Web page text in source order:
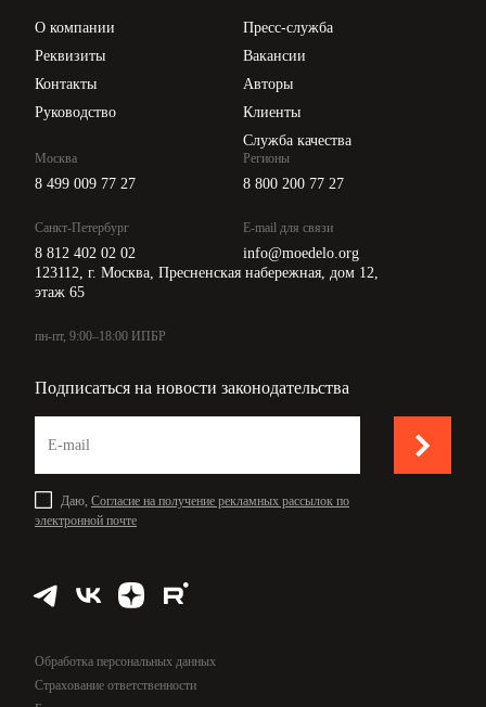
О компании
Реквизиты
Контакты
Руководство
Пресс-служба
Вакансии
Авторы
Клиенты
Служба качества
Москва
8 499 009 77 27
Санкт-Петербург
8 812 402 02 02
Регионы
8 800 200 77 27
E-mail для связи
info@moedelo.org
123112, г. Москва, Пресненская набережная, дом 12,
этаж 65
пн-пт, 9:00–18:00 ИПБР
Подписаться на новости законодательства
Даю, Согласие на получение рекламных рассылок по
электронной почте
Обработка персональных данных
Страхование ответственности